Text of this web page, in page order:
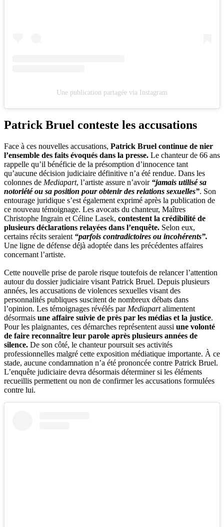
Une publication partagée via Instagram
Patrick Bruel conteste les accusations
Face à ces nouvelles accusations, Patrick Bruel continue de nier
l’ensemble des faits évoqués dans la presse. Le chanteur de 66 ans
rappelle qu’il bénéficie de la présomption d’innocence tant
qu’aucune décision judiciaire définitive n’a été rendue. Dans les
colonnes de Mediapart, l’artiste assure n’avoir “jamais utilisé sa
notoriété ou sa position pour obtenir des relations sexuelles”. Son
entourage juridique s’est également exprimé après la publication de
ce nouveau témoignage. Les avocats du chanteur, Maîtres
Christophe Ingrain et Céline Lasek, contestent la crédibilité de
plusieurs déclarations relayées dans l’enquête. Selon eux,
certains récits seraient “parfois contradictoires ou incohérents”.
Une ligne de défense déjà adoptée dans les précédentes affaires
concernant l’artiste.
Cette nouvelle prise de parole risque toutefois de relancer l’attention
autour du dossier judiciaire visant Patrick Bruel. Depuis plusieurs
années, les accusations de violences sexuelles visant des
personnalités publiques suscitent de nombreux débats dans
l’opinion. Les témoignages révélés par Mediapartalimentent
désormais une affaire suivie de près par les médias et la justice.
Pour les plaignantes, ces démarches représentent aussi une volonté
de faire reconnaître leur parole après plusieurs années de
silence. De son côté, le chanteur poursuit ses activités
professionnelles malgré cette exposition médiatique importante. À ce
stade, aucune condamnation n’a été prononcée contre Patrick Bruel.
L’enquête judiciaire devra désormais déterminer si les éléments
recueillis permettent ou non de confirmer les accusations formulées
contre lui.